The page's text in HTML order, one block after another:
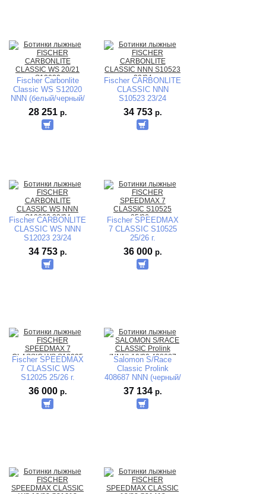
Fischer Carbonlite
Classic WS S12020
NNN (белый/черный/
салатовый) 2020-
2021
28 251 р.
Fischer CARBONLITE
CLASSIC NNN
S10523 23/24
34 753 р.
Fischer CARBONLITE
CLASSIC WS NNN
S12023 23/24
34 753 р.
Fischer SPEEDMAX
7 CLASSIC S10525
25/26 г.
36 000 р.
Fischer SPEEDMAX
7 CLASSIC WS
S12025 25/26 г.
36 000 р.
Salomon S/Race
Classic Prolink
408687 NNN (черный/
синий) 2019-2020
37 134 р.